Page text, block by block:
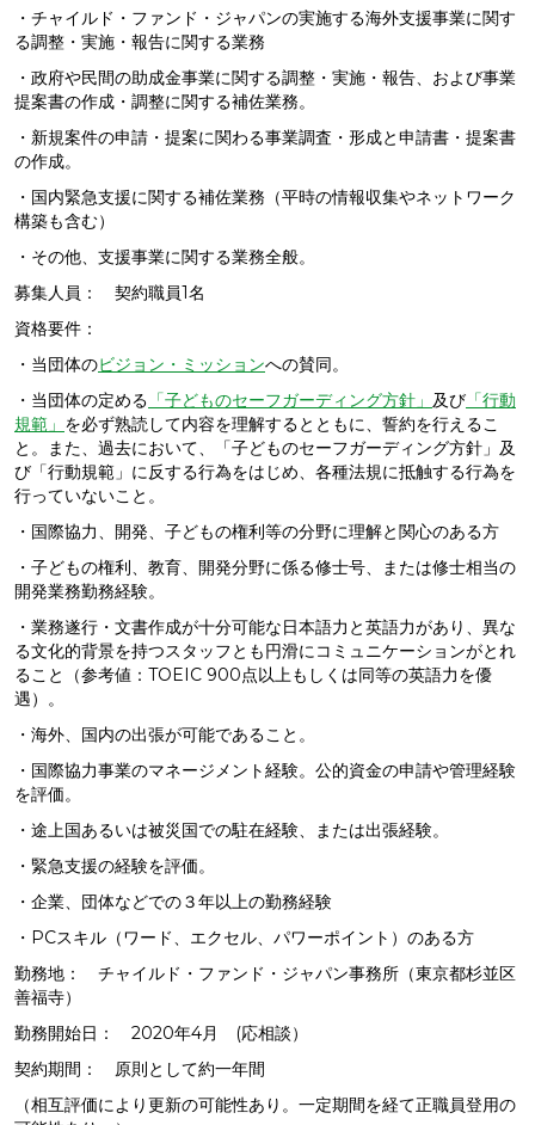
・チャイルド・ファンド・ジャパンの実施する海外支援事業に関す
る調整・実施・報告に関する業務
・政府や民間の助成金事業に関する調整・実施・報告、および事業
提案書の作成・調整に関する補佐業務。
・新規案件の申請・提案に関わる事業調査・形成と申請書・提案書
の作成。
・国内緊急支援に関する補佐業務（平時の情報収集やネットワーク
構築も含む）
・その他、支援事業に関する業務全般。
募集人員： 契約職員1名
資格要件：
・当団体のビジョン・ミッションへの賛同。
・当団体の定める 「子どものセーフガーディング方針」 及び 「行動
規範」 を必ず熟読して内容を理解するとともに、誓約を行えるこ
と。また、過去において、「子どものセーフガーディング方針」及
び「行動規範」に反する行為をはじめ、各種法規に抵触する行為を
行っていないこと。
・国際協力、開発、子どもの権利等の分野に理解と関心のある方
・子どもの権利、教育、開発分野に係る修士号、または修士相当の
開発業務勤務経験。
・業務遂行・文書作成が十分可能な日本語力と英語力があり、異な
る文化的背景を持つスタッフとも円滑にコミュニケーションがとれ
ること（参考値：TOEIC 900点以上もしくは同等の英語力を優
遇）。
・海外、国内の出張が可能であること。
・国際協力事業のマネージメント経験。公的資金の申請や管理経験
を評価。
・途上国あるいは被災国での駐在経験、または出張経験。
・緊急支援の経験を評価。
・企業、団体などでの３年以上の勤務経験
・PCスキル（ワード、エクセル、パワーポイント）のある方
勤務地： チャイルド・ファンド・ジャパン事務所（東京都杉並区
善福寺）
勤務開始日： 2020年4月 (応相談）
契約期間： 原則として約一年間
（相互評価により更新の可能性あり。一定期間を経て正職員登用の